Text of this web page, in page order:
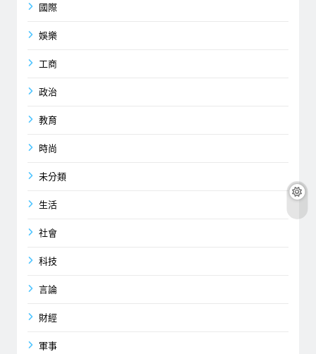
國際
娛樂
工商
政治
教育
時尚
未分類
生活
社會
科技
言論
財經
軍事